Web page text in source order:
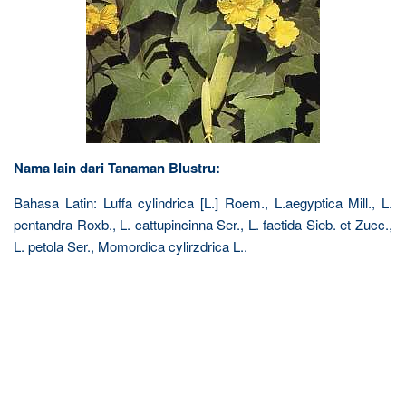
Nama lain dari Tanaman Blustru:
Bahasa Latin: Luffa cylindrica [L.] Roem., L.aegyptica Mill., L.
pentandra Roxb., L. cattupincinna Ser., L. faetida Sieb. et Zucc.,
L. petola Ser., Momordica cylirzdrica L..